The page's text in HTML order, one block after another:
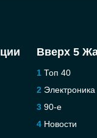
Вверх 5
Топ 40
Электроника
90-е
Новости